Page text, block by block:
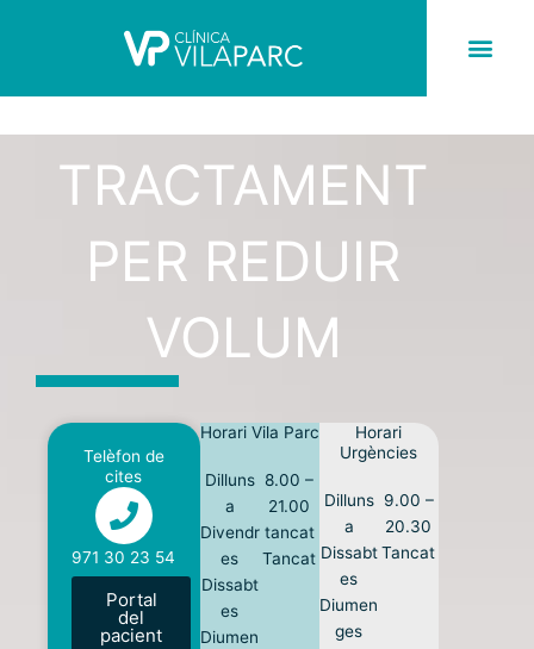
TRACTAMENT
PER REDUIR
VOLUM
Telèfon de
cites
971 30 23 54
Portal
del
pacient
Horari Vila Parc
Dilluns
a
Divendr
es
Dissabt
es
Diumen
8.00 –
21.00
tancat
Tancat
Horari
Urgències
Dilluns
a
Dissabt
es
Diumen
ges
9.00 –
20.30
Tancat